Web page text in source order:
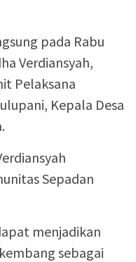
pada Rabu
Verdiansyah,
Pelaksana
Kepala Desa
Sepadan
menjadikan
sebagai